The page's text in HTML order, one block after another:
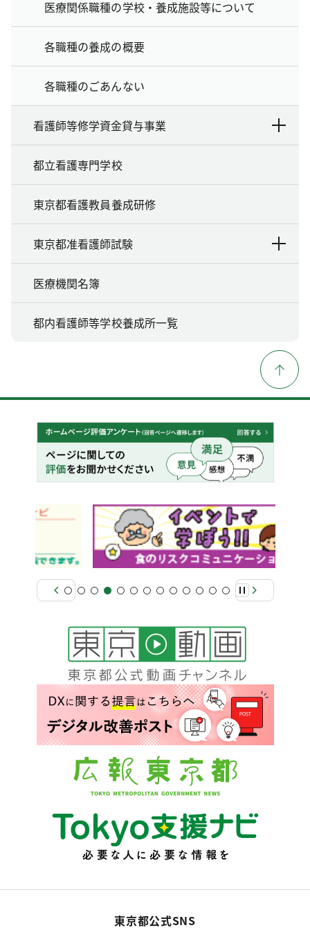
医療関係職種の学校・養成施設等について
各職種の養成の概要
各職種のごあんない
看護師等修学資金貸与事業
都立看護専門学校
東京都看護教員養成研修
東京都准看護師試験
医療機関名簿
都内看護師等学校養成所一覧
東京都公式SNS